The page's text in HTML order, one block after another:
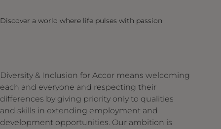
Discover a world where life pulses with passion
Diversity & Inclusion for Accor means welcoming
each and everyone and respecting their
differences by giving priority only to qualities
and skills in extending employment and
development opportunities. Our ambition is